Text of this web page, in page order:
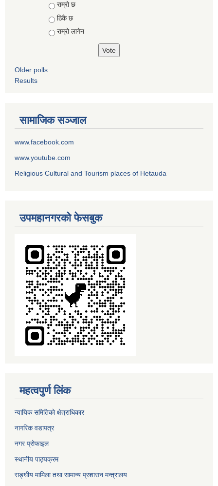
Choices
राम्रो छ
ठिकै छ
राम्रो लागेन
Older polls
Results
सामाजिक सञ्जाल
www.facebook.com
www.youtube.com
Religious Cultural and Tourism places of Hetauda
उपमहानगरको फेसबुक
महत्वपुर्ण लिंक
न्यायिक समितिको क्षेत्राधिकार
नागरिक वडापत्र
नगर प्रोफाइल
स्थानीय पाठ्यक्रम
सङ्घीय मामिला तथा सामान्य प्रशासन मन्त्रालय